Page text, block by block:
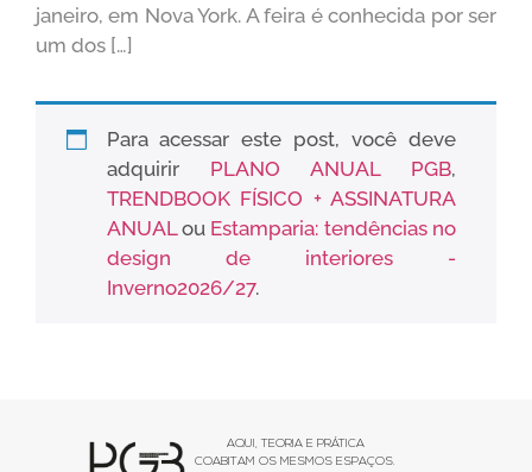
janeiro, em Nova York. A feira é conhecida por ser
um dos […]
Para acessar este post, você deve
adquirir PLANO ANUAL PGB,
TRENDBOOK FÍSICO + ASSINATURA
ANUALou Estamparia: tendências no
design de interiores -
Inverno2026/27.
AQUI, TEORIA E PRÁTICA
COABITAM OS MESMOS ESPAÇOS.